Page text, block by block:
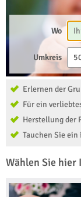
Wo
Umkreis
Erlernen der
Für ein
Herstellung der
Tauchen Sie ein
Wählen Sie hier